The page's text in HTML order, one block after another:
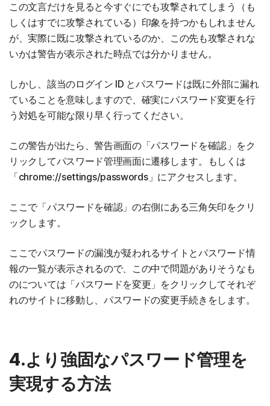
この文言だけを見ると今すぐにでも攻撃されてしまう（も
しくはすでに攻撃されている）印象を持つかもしれません
が、実際に既に攻撃されているのか、この先も攻撃されな
いかは警告が表示された時点では分かりません。
しかし、該当のログイン ID とパスワードは既に外部に漏れ
ていることを意味しますので、確実にパスワード変更を行
う対処を可能な限り早く行ってください。
この警告が出たら、警告画面の「パスワードを確認」をク
リックしてパスワード管理画面に遷移します。もしくは
「chrome://settings/passwords」にアクセスします。
ここで「パスワードを確認」の右側にある三角矢印をクリ
ックします。
ここでパスワードの漏洩が疑われるサイトとパスワード情
報の一覧が表示されるので、この中で問題がありそうなも
のについては「パスワードを変更」をクリックしてそれぞ
れのサイトに移動し、パスワードの変更手続きをします。
4.より強固なパスワード管理を
実現する方法